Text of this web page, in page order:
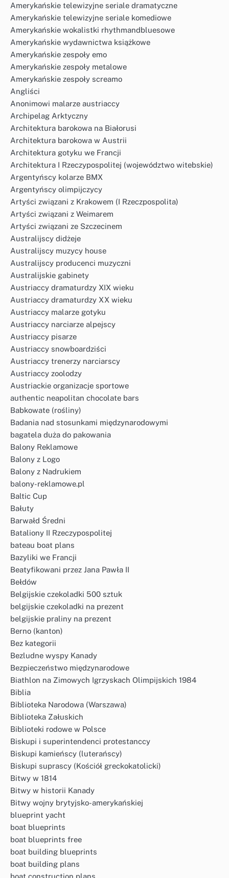
Amerykańskie telewizyjne seriale dramatyczne
Amerykańskie telewizyjne seriale komediowe
Amerykańskie wokalistki rhythmandbluesowe
Amerykańskie wydawnictwa książkowe
Amerykańskie zespoły emo
Amerykańskie zespoły metalowe
Amerykańskie zespoły screamo
Angliści
Anonimowi malarze austriaccy
Archipelag Arktyczny
Architektura barokowa na Białorusi
Architektura barokowa w Austrii
Architektura gotyku we Francji
Architektura I Rzeczypospolitej (województwo witebskie)
Argentyńscy kolarze BMX
Argentyńscy olimpijczycy
Artyści związani z Krakowem (I Rzeczpospolita)
Artyści związani z Weimarem
Artyści związani ze Szczecinem
Australijscy didżeje
Australijscy muzycy house
Australijscy producenci muzyczni
Australijskie gabinety
Austriaccy dramaturdzy XIX wieku
Austriaccy dramaturdzy XX wieku
Austriaccy malarze gotyku
Austriaccy narciarze alpejscy
Austriaccy pisarze
Austriaccy snowboardziści
Austriaccy trenerzy narciarscy
Austriaccy zoolodzy
Austriackie organizacje sportowe
authentic neapolitan chocolate bars
Babkowate (rośliny)
Badania nad stosunkami międzynarodowymi
bagatela duża do pakowania
Balony Reklamowe
Balony z Logo
Balony z Nadrukiem
balony-reklamowe.pl
Baltic Cup
Bałuty
Barwałd Średni
Bataliony II Rzeczypospolitej
bateau boat plans
Bazyliki we Francji
Beatyfikowani przez Jana Pawła II
Bełdów
Belgijskie czekoladki 500 sztuk
belgijskie czekoladki na prezent
belgijskie praliny na prezent
Berno (kanton)
Bez kategorii
Bezludne wyspy Kanady
Bezpieczeństwo międzynarodowe
Biathlon na Zimowych Igrzyskach Olimpijskich 1984
Biblia
Biblioteka Narodowa (Warszawa)
Biblioteka Załuskich
Biblioteki rodowe w Polsce
Biskupi i superintendenci protestanccy
Biskupi kamieńscy (luterańscy)
Biskupi suprascy (Kościół greckokatolicki)
Bitwy w 1814
Bitwy w historii Kanady
Bitwy wojny brytyjsko-amerykańskiej
blueprint yacht
boat blueprints
boat blueprints free
boat building blueprints
boat building plans
boat construction plans